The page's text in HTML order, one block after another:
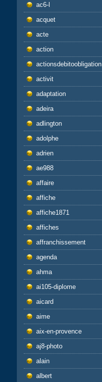
ac6-l
acquet
acte
action
actionsdebitoobligation
activit
adaptation
adeira
adlington
adolphe
adrien
ae988
affaire
affiche
affiche1871
affiches
affranchissement
agenda
ahma
ai105-diplome
aicard
aime
aix-en-provence
aj8-photo
alain
albert